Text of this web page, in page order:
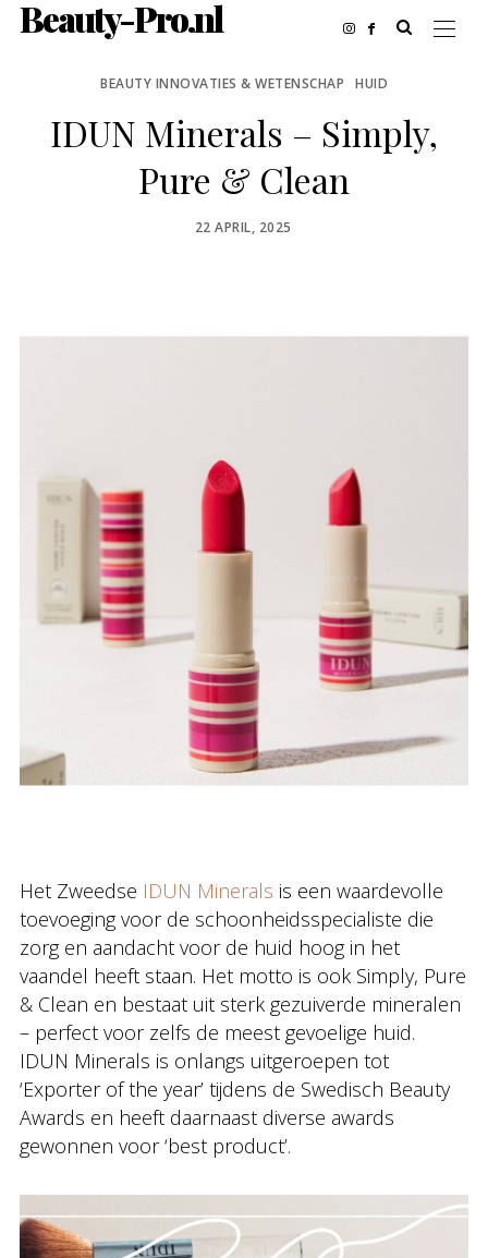
Beauty-Pro.nl
BEAUTY INNOVATIES & WETENSCHAP HUID
IDUN Minerals – Simply,
Pure & Clean
POSTED
22 APRIL, 2025
Het Zweedse IDUN Minerals is een waardevolle
toevoeging voor de schoonheidsspecialiste die
zorg en aandacht voor de huid hoog in het
vaandel heeft staan. Het motto is ook Simply, Pure
& Clean en bestaat uit sterk gezuiverde mineralen
– perfect voor zelfs de meest gevoelige huid.
IDUN Minerals is onlangs uitgeroepen tot
‘Exporter of the year’ tijdens de Swedisch Beauty
Awards en heeft daarnaast diverse awards
gewonnen voor ‘best product’.